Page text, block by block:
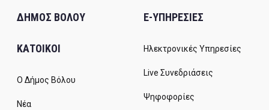
ΔΗΜΟΣ ΒΟΛΟΥ
ΚΑΤΟΙΚΟΙ
Ο Δήμος Βόλου
Νέα
E-ΥΠΗΡΕΣΙΕΣ
Ηλεκτρονικές Υπηρεσίες
Live Συνεδριάσεις
Ψηφοφορίες